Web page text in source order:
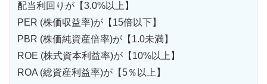
配当利回りが【3.0%以上】
PER (株価収益率)が【15倍以下】
PBR (株価純資産倍率)が【1.0未満】
ROE (株式資本利益率)が【10%以上】
ROA (総資産利益率)が【5％以上】